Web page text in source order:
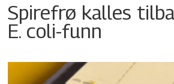
Spirefrø kalles
E. coli-funn